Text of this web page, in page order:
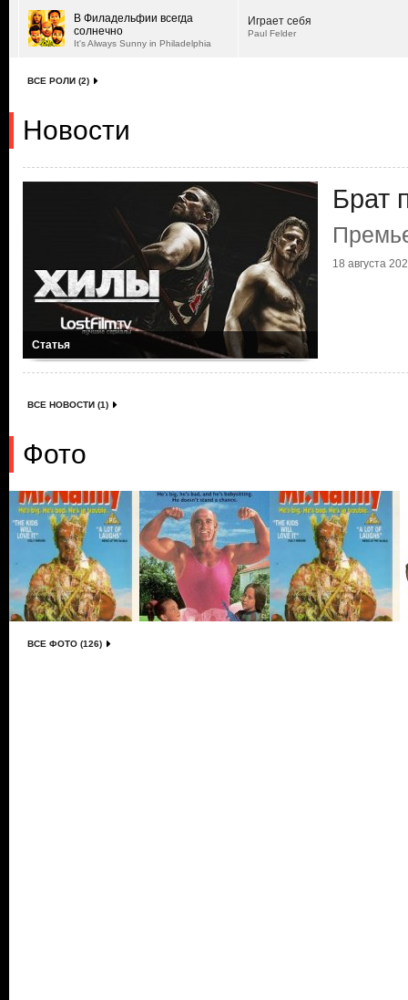
В Филадельфии всегда
солнечно
It's Always Sunny in Philadelphia
Играет себя
Paul Felder
ВСЕ РОЛИ (2)
Новости
Статья
Брат
18 августа
ВСЕ НОВОСТИ (1)
Фото
ВСЕ ФОТО (126)